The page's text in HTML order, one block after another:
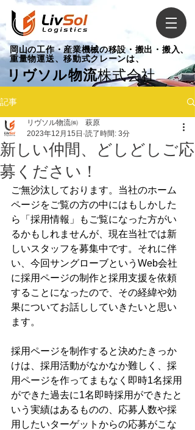
​岡山の工作・産業機械の移設・搬出・搬入、
重量物運送、移動式クレーンは、
リヴソル物流株式会社
記事
新しい仲間、どしどしご応
募ください！
リヴソル物流㈱ 萩原
2023年12月15日 読了時間: 3分
ご無沙汰しております。当社のホーム
ページをご覧の方の中にはもしかした
ら「採用情報」もご覧になった方がい
るかもしれませんが、現在当社では新
しいスタッフを募集中です。それに伴
い、今回サングローブというWeb会社
に採用ページの制作と採用支援を依頼
することになったので、その経緯や効
果についてお話ししていきたいと思い
ます。
採用ページを制作すると決めたきっか
けは、採用活動がなかなか難しく、採
用ページを作ってまもなく即時1名採用
ができた過去に1名即時採用ができたと
いう実績はあるものの、応募人数や採
用したいターゲットからの応募がこな